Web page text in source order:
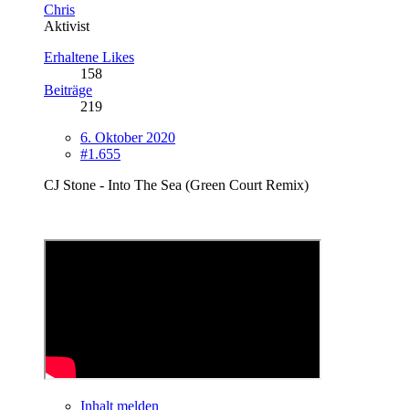
Chris
Aktivist
Erhaltene Likes
158
Beiträge
219
6. Oktober 2020
#1.655
CJ Stone - Into The Sea (Green Court Remix)
Inhalt melden